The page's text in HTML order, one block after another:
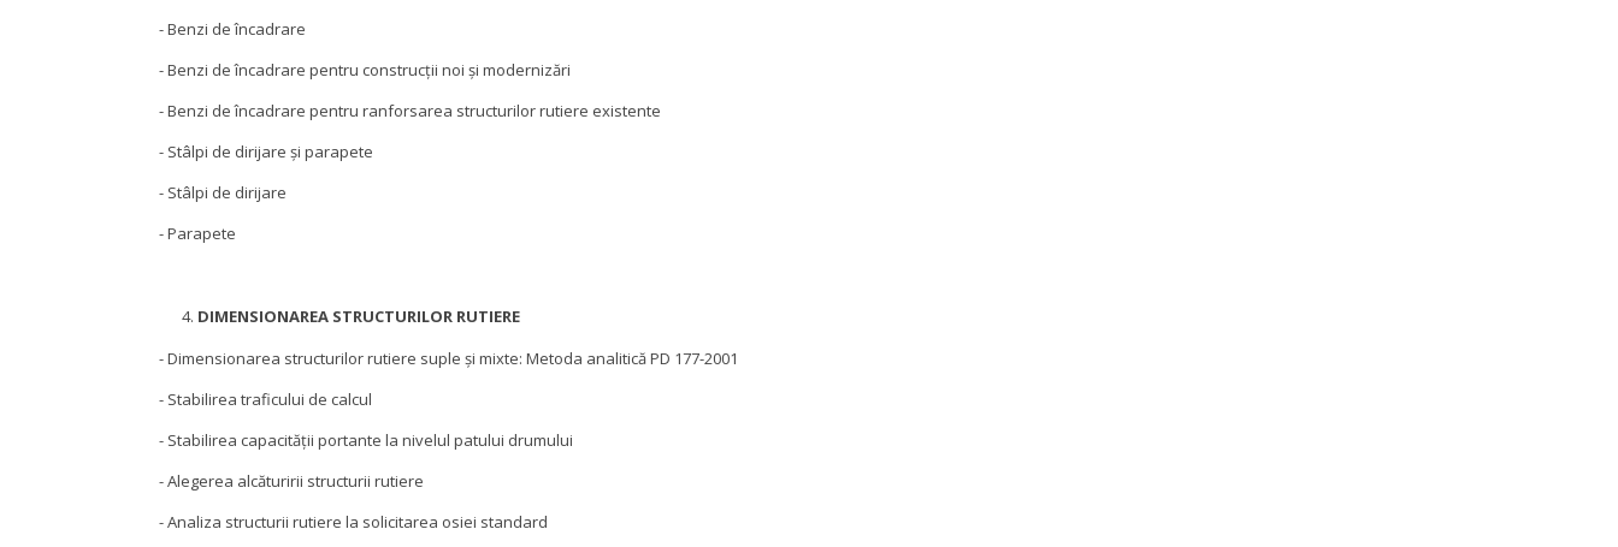
- Benzi de încadrare
- Benzi de încadrare pentru construcţii noi şi modernizări
- Benzi de încadrare pentru ranforsarea structurilor rutiere existente
- Stâlpi de dirijare şi parapete
- Stâlpi de dirijare
- Parapete
DIMENSIONAREA STRUCTURILOR RUTIERE
- Dimensionarea structurilor rutiere suple şi mixte: Metoda analitică PD 177-2001
- Stabilirea traficului de calcul
- Stabilirea capacităţii portante la nivelul patului drumului
- Alegerea alcăturirii structurii rutiere
- Analiza structurii rutiere la solicitarea osiei standard